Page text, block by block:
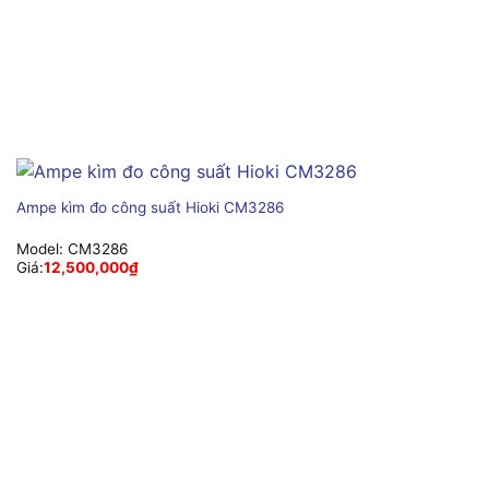
Ampe kìm đo công suất Hioki CM3286
Model: CM3286
Giá:12,500,000₫